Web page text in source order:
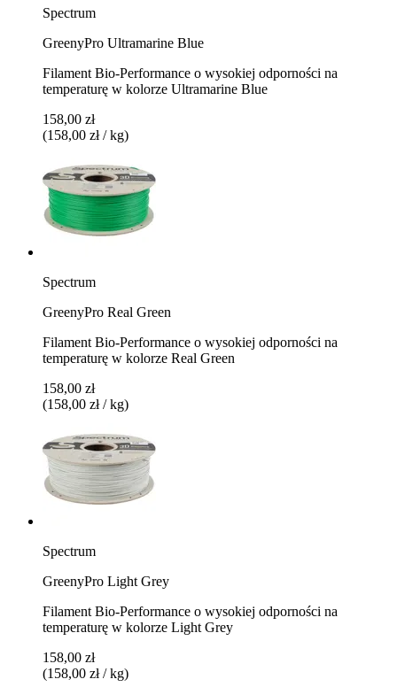
Spectrum
GreenyPro Ultramarine Blue
Filament Bio-Performance o wysokiej odporności na
temperaturę w kolorze Ultramarine Blue
158,00 zł
(158,00 zł / kg)
Spectrum
GreenyPro Real Green
Filament Bio-Performance o wysokiej odporności na
temperaturę w kolorze Real Green
158,00 zł
(158,00 zł / kg)
Spectrum
GreenyPro Light Grey
Filament Bio-Performance o wysokiej odporności na
temperaturę w kolorze Light Grey
158,00 zł
(158,00 zł / kg)